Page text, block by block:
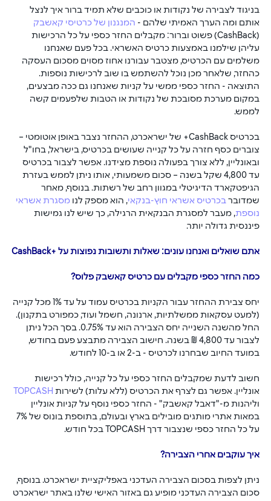
בניגוד לצבירה של נקודות או כוכבים שלא תמיד ברור איך לנצל
אותם ומה הערך האמיתי שלהם - המנגנון של כרטיסי קאשבק
(CashBack) פשוט וברור: מקבלים החזר כספי על כל הרכישות
עליהן שילמנו באמצעות כרטיס האשראי. בכל פעם שאנחנו
משלמים עם הכרטיס, מצטבר עבורנו אחוז מסוים מסכום העסקה
כהחזר, שלאחר מכן נוכל להשתמש בו שוב לרכישות נוספות.
התוצאה - החזר כספי ממשי על קניות שאנחנו גם ככה מבצעים,
במקום מערכת מסובכת של נקודות או הטבות שלפעמים קשה
לממש.
בכרטיס CashBack+ של ישראכרט, ההחזר נצבר באופן אוטומטי –
צוברים כסף חזרה על כל קנייה שעושים בכרטיס, בישראל, בחו"ל
ובאונליין, ללא צורך בפעולה נוספת מצידנו. אפשר לצבור בכרטיס
עד 4,800 שקל בשנה – סכום משמעותי, אותו ניתן לממש בעזרת
הגיפטקארד הדיגיטלי במגוון רחב של רשתות. בנוסף, מאחר
שמדובר בכרטיס אשראי חוץ-בנקאי, הוא מספק לנו מסגרת אשראי
נוספת, מעבר למסגרת הבנקאית הרגילה, כך שיש לנו גמישות
פיננסית גדולה יותר.
אתם שואלים ואנחנו עונים: שאלות ותשובות נפוצות על +CashBack
כמה החזר כספי מקבלים עם כרטיס קאשבק פלוס?
יחס צבירת ההחזר עבור הקניות בכרטיס עמוד על עד 1% מכל קנייה
(למעט עסקאות ממשלתיות, ארנונה, חשמל ועוד, כמפורט בתקנון).
החל מהשנה השנייה יחס הצבירה הוא עד 0.75%. בסך הכל ניתן
לצבור עד 4,800 ₪ בשנה. חישוב הצבירה מתבצע פעם בחודש,
במועד החיוב שבחרנו לכרטיס - ב-2 או ב-10 לחודש.
חשוב לדעת שמקבלים החזר כספי על כל קנייה, כולל רכישות
אונליין. אפשר גם לצרף את הכרטיס (ללא עלות) לשירות TOPCASH
וליהנות מ-"דאבל קאשבק" - החזר כספי נוסף על קניות אונליין
על כל החזר כספי שנצבור דרך TOPCASH בכל חודש.
איך עוקבים אחרי הצבירה?
ניתן לצפות בסכום הצבירה העדכני באפליקציית ישראכרט. בנוסף,
סכום הצבירה העדכני מופיע גם באזור האישי שלנו באתר ישראכרט